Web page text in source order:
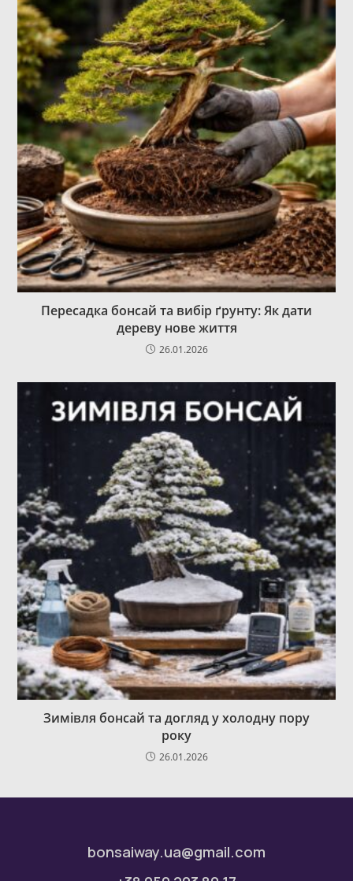
Пересадка бонсай та вибір ґрунту: Як дати
дереву нове життя
26.01.2026
Зимівля бонсай та догляд у холодну пору
року
26.01.2026
bonsaiway.ua@gmail.com